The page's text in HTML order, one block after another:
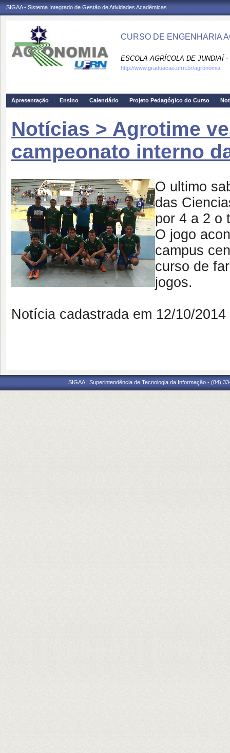
SIGAA - Sistema Integrado de Gestão de Atividades Acadêmicas
CURSO DE ENGENHARIA
ESCOLA AGRÍCOLA DE JUNDIAÍ -
http://www.graduacao.ufrn.br/agronomia
Apresentação Ensino Calendário Projeto Pedagógico do Curso
Notícias > Agrotime
campeonato interno
O ultimo
das
por 4 a 2 o
O jogo
campus
curso de
jogos.
Notícia cadastrada em 12/10/
SIGAA | Superintendência de Tecnologia da Informação - (84)